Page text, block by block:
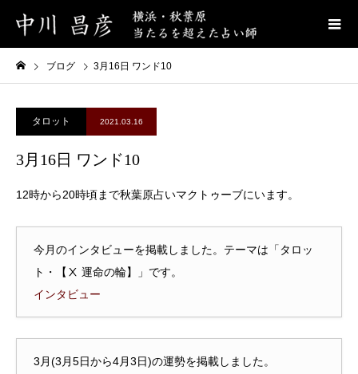
ブログ 3月16日 ワンド10
タロット 2021.03.16
3月16日 ワンド10
12時から20時頃まで秋葉原占いマクトゥーブにいます。
今月のインタビューを掲載しました。テーマは「タロッ
ト・【Ⅹ 運命の輪】」です。
インタビュー
3月(3月5日から4月3日)の運勢を掲載しました。